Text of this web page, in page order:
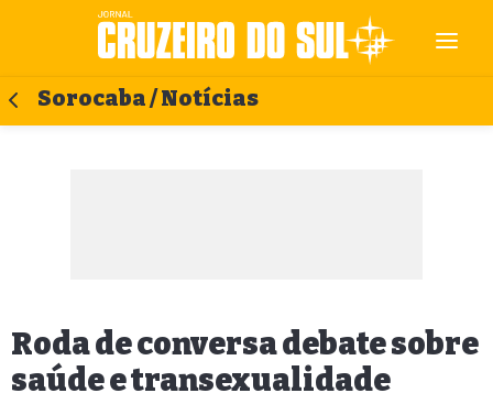
Sorocaba / Notícias
Roda de conversa debate sobre
saúde e transexualidade